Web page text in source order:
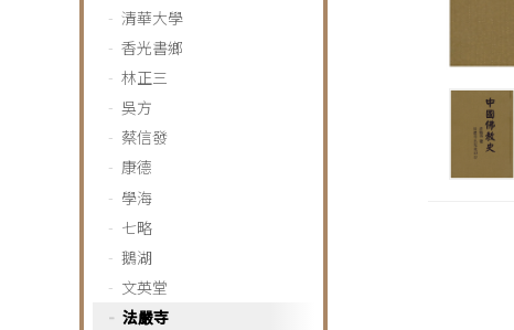
清華大學
香光書鄉
林正三
吳方
蔡信發
康德
學海
七略
鵝湖
文英堂
法嚴寺